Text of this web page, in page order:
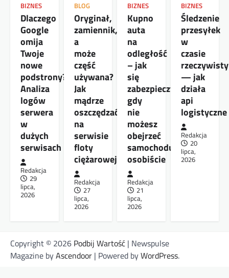
BIZNES
Dlaczego
Google
omija
Twoje
nowe
podstrony?
Analiza
logów
serwera
w
dużych
serwisach
Redakcja
29
lipca,
2026
BLOG
Oryginał,
zamiennik,
a
może
część
używana?
Jak
mądrze
oszczędzać
na
serwisie
floty
ciężarowej
Redakcja
27
lipca,
2026
BIZNES
Kupno
auta
na
odległość
– jak
się
zabezpieczyć,
gdy
nie
możesz
obejrzeć
samochodu
osobiście
Redakcja
21
lipca,
2026
BIZNES
Śledzenie
przesyłek
w
czasie
— jak
działa
api
logistyczne
Redakcja
20
lipca,
2026
Copyright © 2026 Podbij Wartość | Newspulse
Magazine byAscendoor | Powered byWordPress.